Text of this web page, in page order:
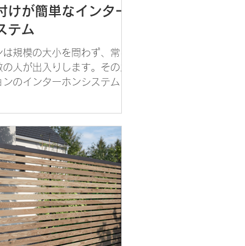
けが簡単なインター
テム
規模の大小を問わず、常に
人が出入りします。そのた
ンのインターホンシステム
があります。築年数の古い
インターホンシステムは、
ルな応答機能のみであること
。IPインター...